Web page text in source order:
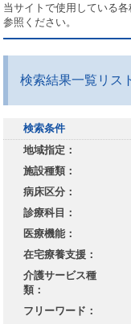
当サイトで使用している
参照ください。
検索結果一覧リス
検索条件
地域指定：
施設種類：
病床区分：
診療科目：
医療機能：
在宅療養支援：
介護サービス種
類：
フリーワード：